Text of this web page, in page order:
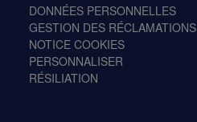
DONNÉES PERSONNELLES
GESTION DES RÉCLAMATIONS
NOTICE COOKIES
PERSONNALISER
RÉSILIATION